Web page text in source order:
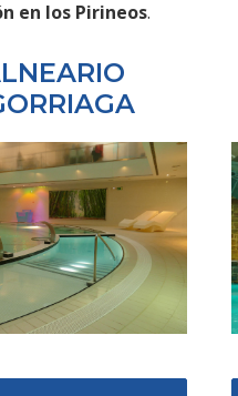
en los Pirineos.